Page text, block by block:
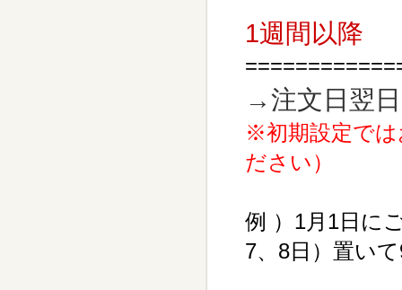
1週間以降
→注文日翌
※初期設定では
ださい）
例 ） 1月1日に
7、8日）置い